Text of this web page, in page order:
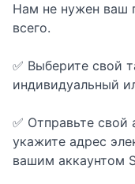
Нам не нужен ваш
всего.
✅ Выберите свой
индивидуальный
✅ Отправьте свой
укажите адрес
вашим аккаунтом